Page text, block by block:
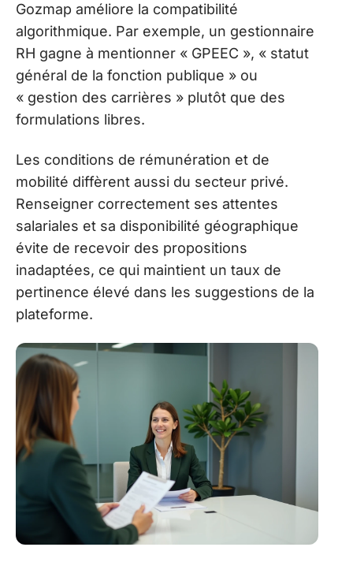
Gozmap améliore la compatibilité
algorithmique. Par exemple, un gestionnaire
RH gagne à mentionner « GPEEC », « statut
général de la fonction publique » ou
« gestion des carrières » plutôt que des
formulations libres.
Les conditions de rémunération et de
mobilité diffèrent aussi du secteur privé.
Renseigner correctement ses attentes
salariales et sa disponibilité géographique
évite de recevoir des propositions
inadaptées, ce qui maintient un taux de
pertinence élevé dans les suggestions de la
plateforme.